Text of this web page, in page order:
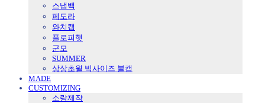
스냅백
페도라
와치캡
플로피햇
군모
SUMMER
상상초월 빅사이즈 볼캡
MADE
CUSTOMIZING
소량제작